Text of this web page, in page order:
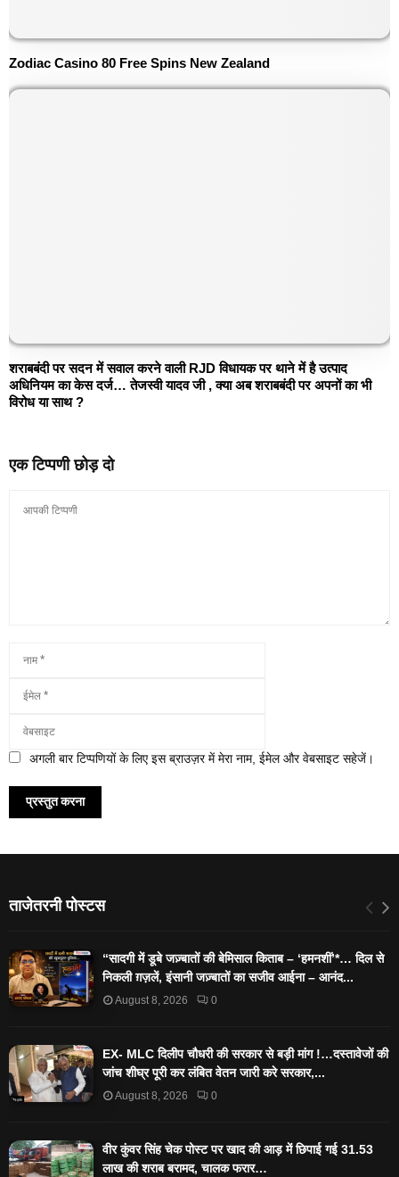
Zodiac Casino 80 Free Spins New Zealand
शराबबंदी पर सदन में सवाल करने वाली RJD विधायक पर थाने में है उत्पाद
अधिनियम का केस दर्ज… तेजस्वी यादव जी , क्या अब शराबबंदी पर अपनों का भी
विरोध या साथ ?
एक टिप्पणी छोड़ दो
अगली बार टिप्पणियों के लिए इस ब्राउज़र में मेरा नाम, ईमेल और वेबसाइट सहेजें।
ताजेतरनी पोस्टस
“सादगी में डूबे जज़्बातों की बेमिसाल किताब – ‘हमनशीं’*… दिल से
निकली ग़ज़लें, इंसानी जज़्बातों का सजीव आईना – आनंद...
August 8, 2026 0
EX- MLC दिलीप चौधरी की सरकार से बड़ी मांग !…दस्तावेजों की
जांच शीघ्र पूरी कर लंबित वेतन जारी करे सरकार,...
August 8, 2026 0
वीर कुंवर सिंह चेक पोस्ट पर खाद की आड़ में छिपाई गई 31.53
लाख की शराब बरामद, चालक फरार…